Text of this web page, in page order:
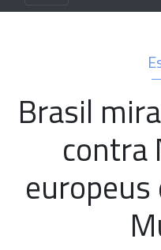
Brasil
contra
europeus